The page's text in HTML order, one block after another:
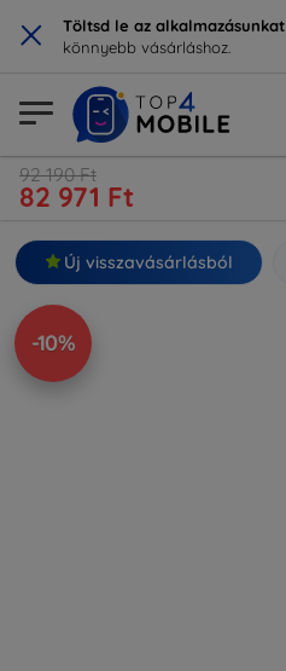
× Töltsd le az alkalmazásunkat
könnyebb vásárláshoz.
92 190 Ft
82 971 Ft
Új visszavásárlásból
-10%